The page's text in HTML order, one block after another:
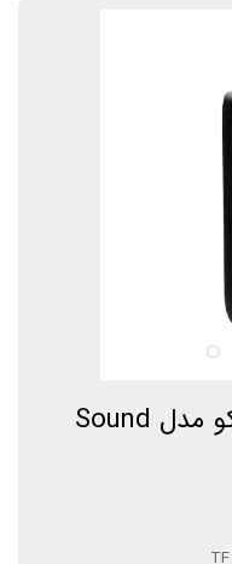
اسپیکر بلوتوثی قابل حمل آکو مدل Sound